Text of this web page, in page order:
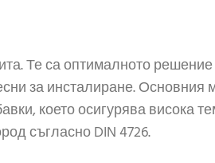
Те са оптималното
за инсталиране.
което осигурява висока
съгласно DIN 4726.